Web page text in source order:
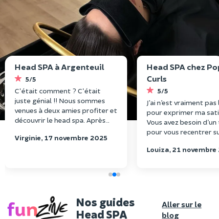
Head SPA à Argenteuil
5/5
C'était comment ? C'était
juste génial !! Nous sommes
venues à deux amies profiter et
découvrir le head spa. Après
vidéos qui donnaient envie...
chaudes, un moment vraiment
exquis. Nous sommes
Virginie, 17 novembre 2025
Head SPA chez
Curls
5/5
J’ai n’est vraiment
pour exprimer ma
Vous avez besoin
pour vous recentrer
soucis du quotidien
Louiza, 21 novembre
Nos guides
Head SPA
Aller sur le
blog